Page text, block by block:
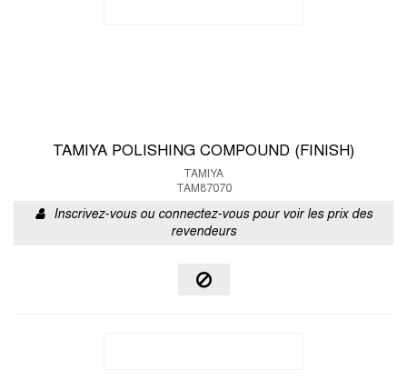
TAMIYA POLISHING COMPOUND (FINISH)
TAMIYA
TAM87070
Inscrivez-vous ou connectez-vous pour voir les prix des
revendeurs